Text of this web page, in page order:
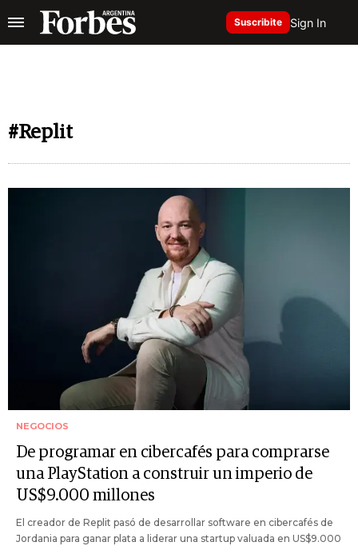
Suscribite Sign In
#Replit
NEGOCIOS
De programar en cibercafés para comprarse
una PlayStation a construir un imperio de
US$9.000 millones
El creador de Replit pasó de desarrollar software en cibercafés de
Jordania para ganar plata a liderar una startup valuada en US$9.000